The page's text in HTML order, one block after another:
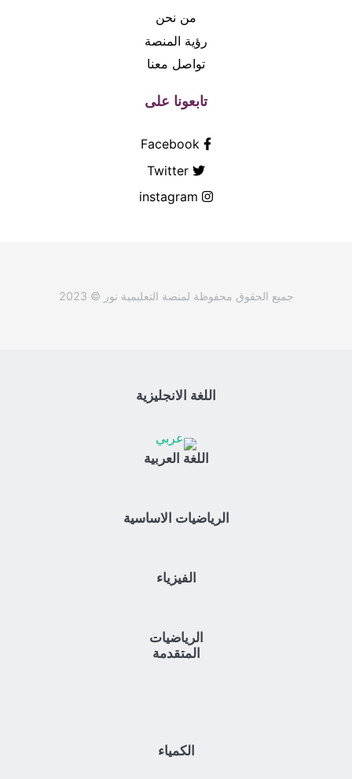
من نحن
رؤية المنصة
تواصل معنا
تابعونا على
جميع الحقوق محفوظة لمنصة التعليمية نور © 2023
اللغة الانجليزية
اللغة العربية
الرياضيات الاساسية
الفيزياء
الرياضيات
المتقدمة
الكمياء